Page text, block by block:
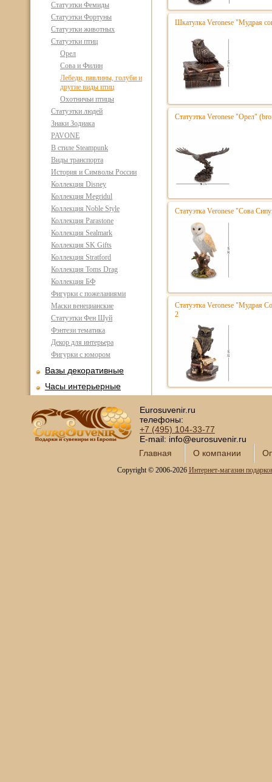
Статуэтки Фемиды
Статуэтки Фортуны
Статуэтки животных
Статуэтки птиц
Орел
Сова и Филин
Лебеди, павлины, голуби и
другие виды птиц
Охотничьи птицы
Статуэтки людей
Знаки Зодиака
PAVONE
В стиле Steampunk
Виды транспорта
История и Символы России
Коллекция Disney
Коллекция Megridul
Коллекция Noble Style
Коллекция Parastone
Коллекция Sealmark
Коллекция SK Gifts
Коллекция Stratford
Коллекция Toms Drag
Коллекция БФ
Фигурки с пожеланиями
Маски венецианские
Статуэтки Фен Шуй
Фэнтези тематика
Декор для интерьера
Фигурки с юмором
Вазы декоративные
Часы интерьерные
аксессуары из бронзы
Настольные игры
Офисный гольф
Шкатулка Veronese "Мудрая
Статуэтка Veronese "Орел"
Статуэтка Veronese "Сова
Статуэтка Veronese "Мудрая
2
Eurosuvenir.ru
телефоны:
+7 (495) 104-33-77
E-mail: info@eurosuvenir.ru
Главная
О компании
Copyright © 2006-2026 Интернет-магазин